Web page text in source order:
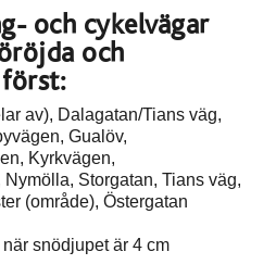
och cykelvägar
och
först:
av), Dalagatan/Tians väg,
Gualöv,
Kyrkvägen,
Storgatan, Tians väg,
(område), Östergatan
snödjupet är 4 cm